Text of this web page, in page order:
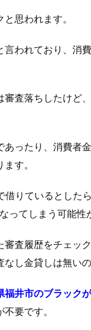
思われます。
われており、消
審査落ちしたけど
ったり、消費者
す。
りているとした
ってしまう可能性
査履歴をチェッ
し金貸しは無いの
福井市のブラック
要です。